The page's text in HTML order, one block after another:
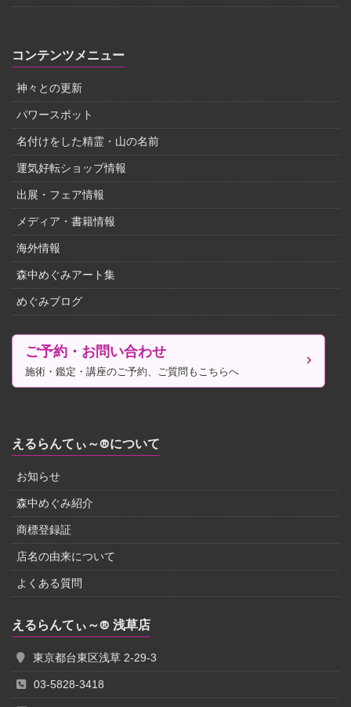
コンテンツメニュー
神々との更新
パワースポット
名付けをした精霊・山の名前
運気好転ショップ情報
出展・フェア情報
メディア・書籍情報
海外情報
森中めぐみアート集
めぐみブログ
ご予約・お問い合わせ
施術・鑑定・講座のご予約、ご質問もこちらへ
えるらんてぃ～®について
お知らせ
森中めぐみ紹介
商標登録証
店名の由来について
よくある質問
えるらんてぃ～® 浅草店
東京都台東区浅草 2-29-3
03-5828-3418